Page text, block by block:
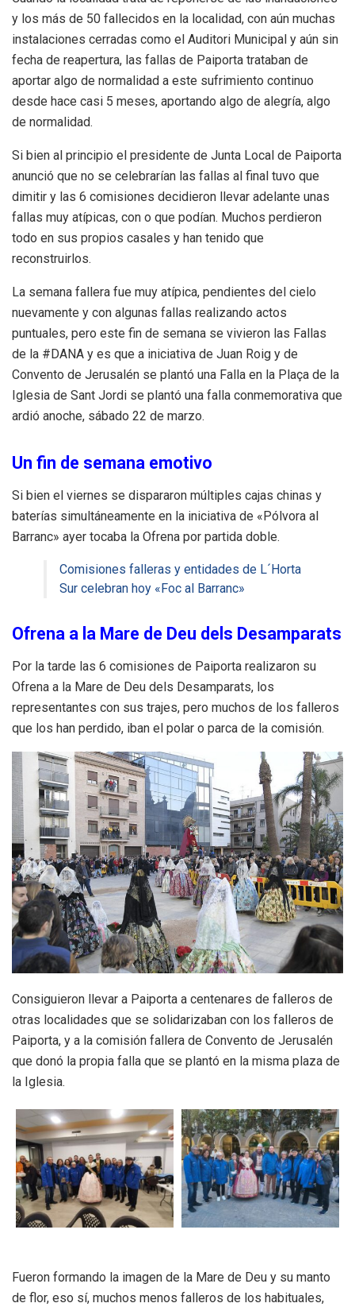
y los más de 50 fallecidos en la localidad, con aún muchas
instalaciones cerradas como el Auditori Municipal y aún sin
fecha de reapertura, las fallas de Paiporta trataban de
aportar algo de normalidad a este sufrimiento continuo
desde hace casi 5 meses, aportando algo de alegría, algo
de normalidad.
Si bien al principio el presidente de Junta Local de Paiporta
anunció que no se celebrarían las fallas al final tuvo que
dimitir y las 6 comisiones decidieron llevar adelante unas
fallas muy atípicas, con o que podían. Muchos perdieron
todo en sus propios casales y han tenido que
reconstruirlos.
La semana fallera fue muy atípica, pendientes del cielo
nuevamente y con algunas fallas realizando actos
puntuales, pero este fin de semana se vivieron las Fallas
de la #DANA y es que a iniciativa de Juan Roig y de
Convento de Jerusalén se plantó una Falla en la Plaça de la
Iglesia de Sant Jordi se plantó una falla conmemorativa que
ardió anoche, sábado 22 de marzo.
Un fin de semana emotivo
Si bien el viernes se dispararon múltiples cajas chinas y
baterías simultáneamente en la iniciativa de «Pólvora al
Barranc» ayer tocaba la Ofrena por partida doble.
Comisiones falleras y entidades de L´Horta
Sur celebran hoy «Foc al Barranc»
Ofrena a la Mare de Deu dels Desamparats
Por la tarde las 6 comisiones de Paiporta realizaron su
Ofrena a la Mare de Deu dels Desamparats, los
representantes con sus trajes, pero muchos de los falleros
que los han perdido, iban el polar o parca de la comisión.
Consiguieron llevar a Paiporta a centenares de falleros de
otras localidades que se solidarizaban con los falleros de
Paiporta, y a la comisión fallera de Convento de Jerusalén
que donó la propia falla que se plantó en la misma plaza de
la Iglesia.
Fueron formando la imagen de la Mare de Deu y su manto
de flor, eso sí, muchos menos falleros de los habituales,